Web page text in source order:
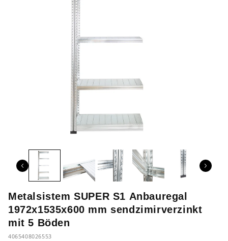
Metalsistem SUPER S1 Anbauregal
1972x1535x600 mm sendzimirverzinkt
mit 5 Böden
4065408026553